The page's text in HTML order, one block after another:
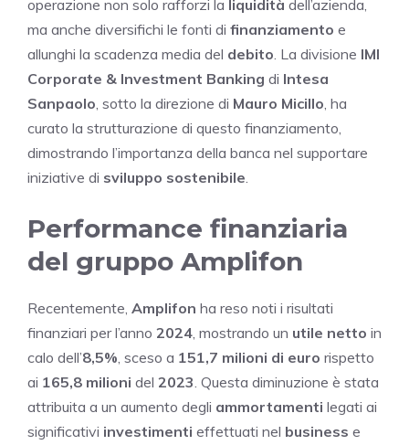
operazione non solo rafforzi la liquidità dell’azienda,
ma anche diversifichi le fonti di finanziamento e
allunghi la scadenza media del debito . La divisione IMI
Corporate & Investment Banking di Intesa
Sanpaolo , sotto la direzione di Mauro Micillo , ha
curato la strutturazione di questo finanziamento,
dimostrando l’importanza della banca nel supportare
iniziative di sviluppo sostenibile
Performance finanziaria
del gruppo Amplifon
Recentemente, Amplifon ha reso noti i risultati
finanziari per l’anno 2024 , mostrando un utile netto in
calo dell’8,5% , sceso a 151,7 milioni di euro rispetto
ai 165,8 milioni del 2023 . Questa diminuzione è stata
attribuita a un aumento degli ammortamenti legati ai
significativi investimenti effettuati nel business e